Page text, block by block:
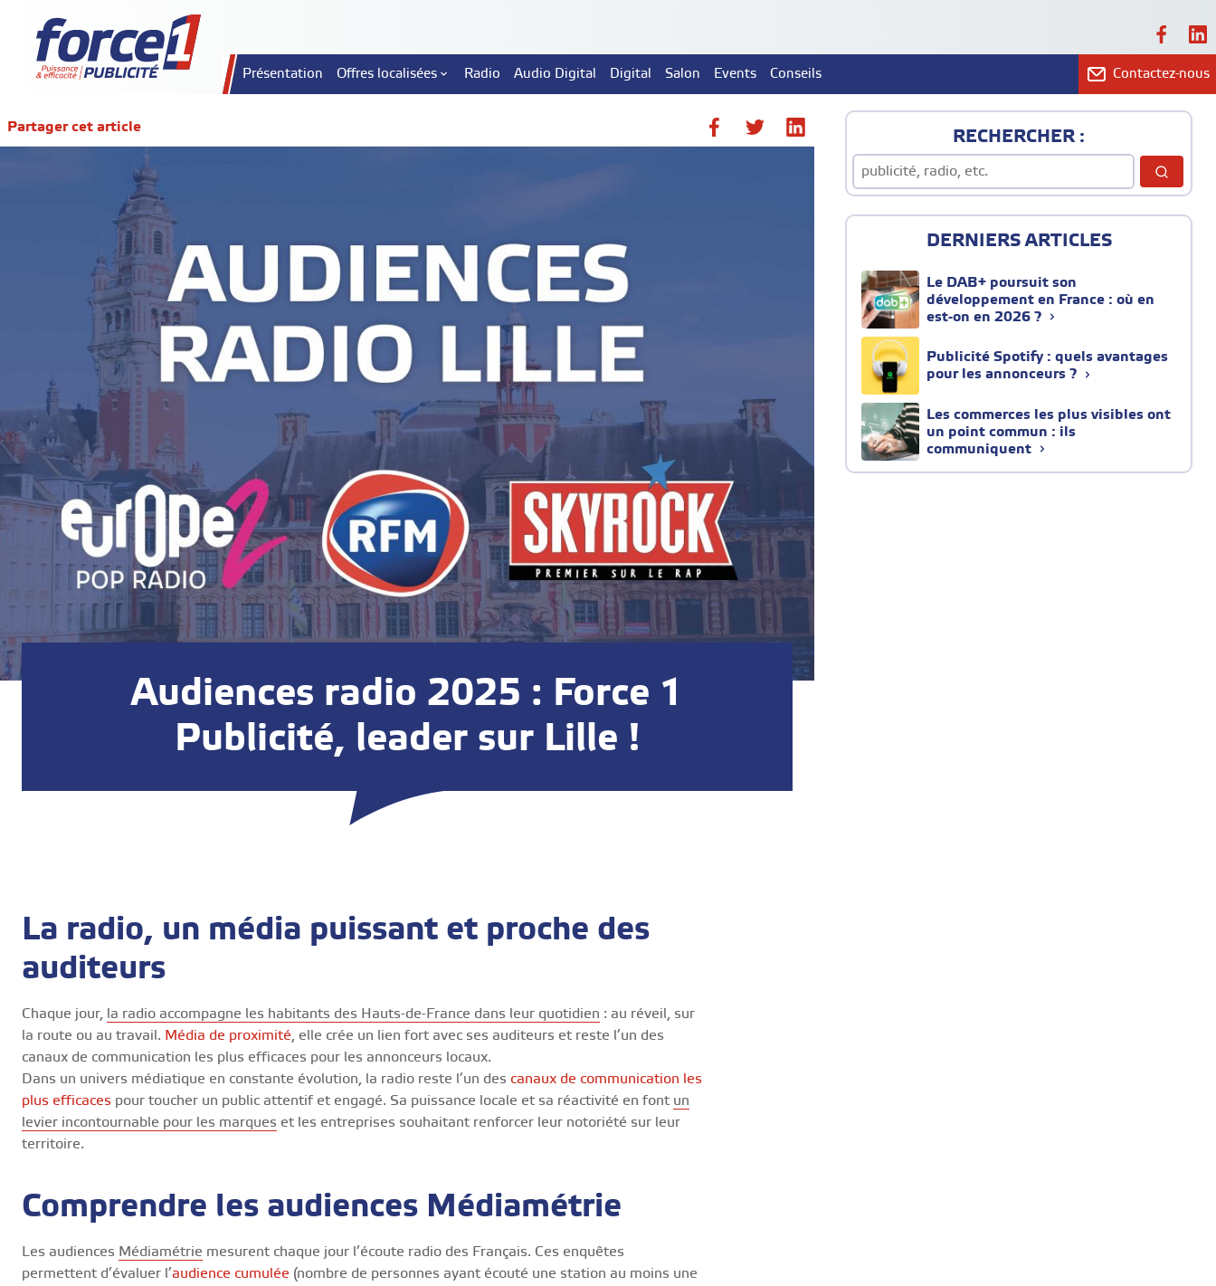
Présentation Offres localisées Radio Audio Digital Digital Salon Events Conseils Contactez-nous
Partager cet article
Audiences radio 2025 : Force 1
Publicité, leader sur Lille !
La radio, un média puissant et proche des
auditeurs
Chaque jour, la radio accompagne les habitants des Hauts-de-France dans leur quotidien : au réveil, sur
la route ou au travail. Média de proximité, elle crée un lien fort avec ses auditeurs et reste l’un des
canaux de communication les plus efficaces pour les annonceurs locaux.
Dans un univers médiatique en constante évolution, la radio reste l’un des canaux de communication les
plus efficaces pour toucher un public attentif et engagé. Sa puissance locale et sa réactivité en font un
levier incontournable pour les marques et les entreprises souhaitant renforcer leur notoriété sur leur
territoire.
Comprendre les audiences Médiamétrie
Les audiences Médiamétrie mesurent chaque jour l’écoute radio des Français. Ces enquêtes
permettent d’évaluer l’audience cumulée (nombre de personnes ayant écouté une station au moins une
RECHERCHER :
DERNIERS ARTICLES
Le DAB+ poursuit son
développement en France : où en
est-on en 2026 ?
Publicité Spotify : quels avantages
pour les annonceurs ?
Les commerces les plus visibles ont
un point commun : ils
communiquent